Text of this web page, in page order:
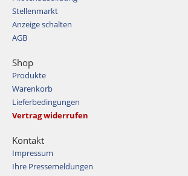
Stellenmarkt
Anzeige schalten
AGB
Shop
Produkte
Warenkorb
Lieferbedingungen
Vertrag widerrufen
Kontakt
Impressum
Ihre Pressemeldungen